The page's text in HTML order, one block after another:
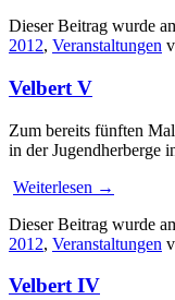
Dieser Beitrag wurde
2012, Veranstaltungen
Velbert V
Zum bereits fünften
in der Jugendherberge
Weiterlesen →
Dieser Beitrag wurde
2012, Veranstaltungen
Velbert IV